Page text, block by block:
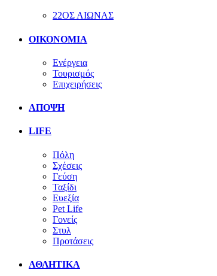
22ΟΣ ΑΙΩΝΑΣ
ΟΙΚΟΝΟΜΙΑ
Ενέργεια
Τουρισμός
Επιχειρήσεις
ΑΠΟΨΗ
LIFE
Πόλη
Σχέσεις
Γεύση
Ταξίδι
Ευεξία
Pet Life
Γονείς
Στυλ
Προτάσεις
ΑΘΛΗΤΙΚΑ